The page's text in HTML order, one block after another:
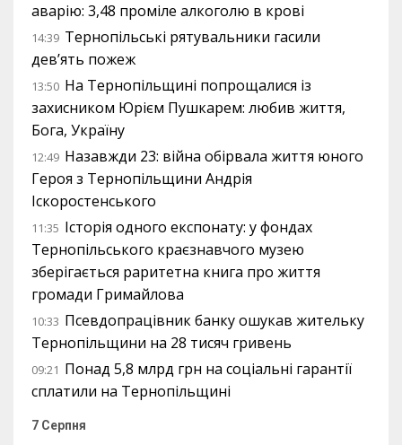
аварію: 3,48 проміле алкоголю в крові
14:39 Тернопільські рятувальники гасили
дев’ять пожеж
13:50 На Тернопільщині попрощалися із
захисником Юрієм Пушкарем: любив життя,
Бога, Україну
12:49 Назавжди 23: війна обірвала життя юного
Героя з Тернопільщини Андрія
Іскоростенського
11:35 Історія одного експонату: у фондах
Тернопільського краєзнавчого музею
зберігається раритетна книга про життя
громади Гримайлова
10:33 Псевдопрацівник банку ошукав жительку
Тернопільщини на 28 тисяч гривень
09:21 Понад 5,8 млрд грн на соціальні гарантії
сплатили на Тернопільщині
7 Серпня